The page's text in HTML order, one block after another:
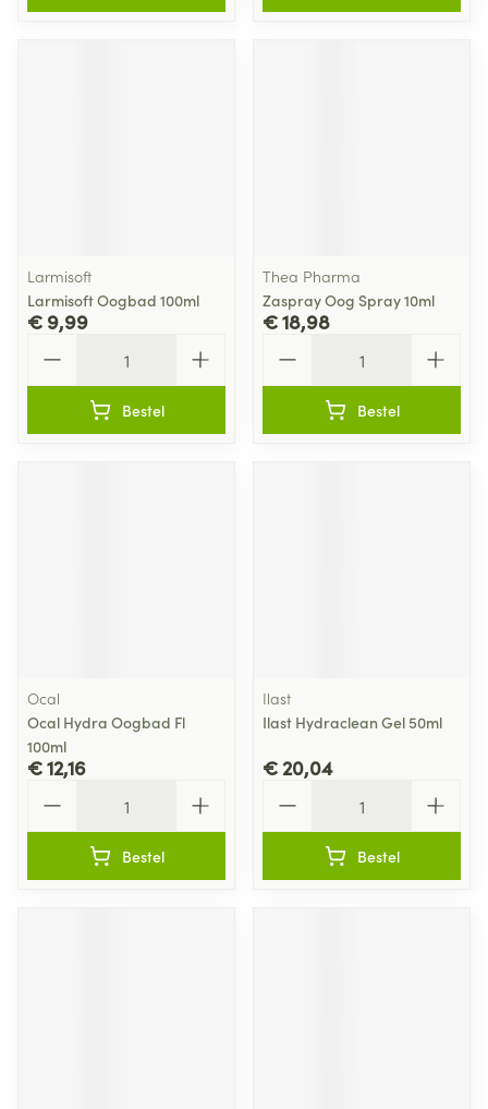
Larmisoft
Larmisoft Oogbad 100ml
€ 9,99
Bestel
Thea Pharma
Zaspray Oog Spray 10ml
€ 18,98
Bestel
Ocal
Ocal Hydra Oogbad Fl
100ml
€ 12,16
Bestel
Ilast
Ilast Hydraclean Gel 50ml
€ 20,04
Bestel